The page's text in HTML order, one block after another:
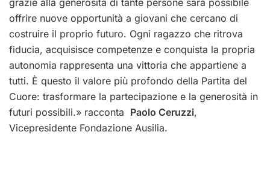
grazie alla generosità di tante persone sarà possibile
offrire nuove opportunità a giovani che cercano di
costruire il proprio futuro. Ogni ragazzo che ritrova
fiducia, acquisisce competenze e conquista la propria
autonomia rappresenta una vittoria che appartiene a
tutti. È questo il valore più profondo della Partita del
Cuore: trasformare la partecipazione e la generosità in
futuri possibili.» racconta Paolo Ceruzzi,
Vicepresidente Fondazione Ausilia.